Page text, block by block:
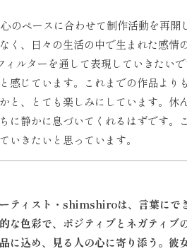
のペースに合わせて制作活動を再
く、日々の生活の中で生まれた感
ルターを通して表現していきたい
感じています。これまでの作品よ
と、とても楽しみにしています。
に静かに息づいてくれるはずです
いきたいと思っています。
ティスト・shimshiroは、言葉にで
な色彩で、ポジティブとネガティ
に込め、見る人の心に寄り添う。 彼